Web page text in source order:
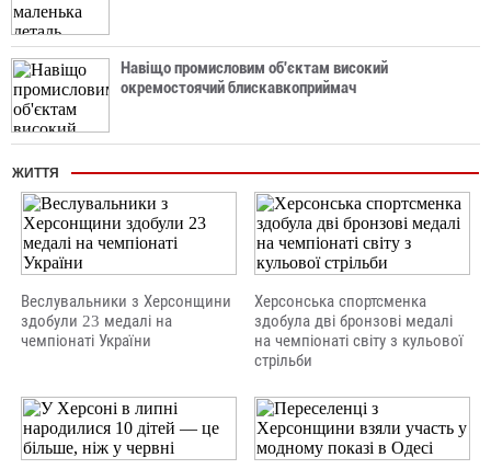
Навіщо промисловим об'єктам високий
окремостоячий блискавкоприймач
ЖИТТЯ
Веслувальники з Херсонщини
здобули 23 медалі на
чемпіонаті України
Херсонська спортсменка
здобула дві бронзові медалі
на чемпіонаті світу з кульової
стрільби